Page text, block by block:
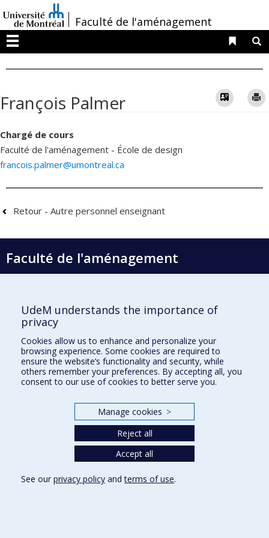
au
contenu
/Faculté de l'aménagement
Menu
Liens
François Palmer Vcard
Chargé de cours
Faculté de l'aménagement - École de design
francois.palmer@umontreal.ca
Retour - Autre personnel enseignant
Faculté de l'aménagement
École d'architecture
École de design
École d'urbanisme et d'architecture de paysage
Plan du site
UdeM understands the importance of
privacy
Cookies allow us to enhance and personalize your
browsing experience. Some cookies are required to
ensure the website’s functionality and security, while
others remember your preferences. By accepting all, you
consent to our use of cookies to better serve you.
Manage cookies >
Reject all
Accept all
See our privacy policy andterms of use.